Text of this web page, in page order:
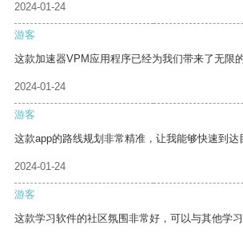
2024-01-24
游客
这款加速器VPM应用程序已经为我们带来了无限
2024-01-24
游客
这款app的路线规划非常精准，让我能够快速到达
2024-01-24
游客
这款学习软件的社区氛围非常好，可以与其他学习